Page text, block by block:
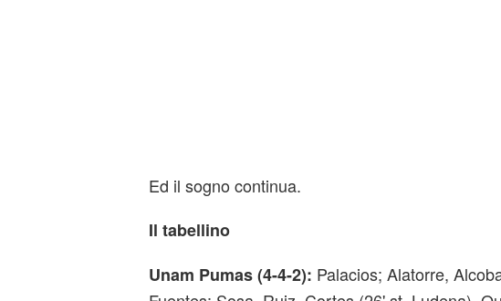
Ed il sogno continua.
Il tabellino
Unam Pumas (4-4-2): Palacios; Alatorre,